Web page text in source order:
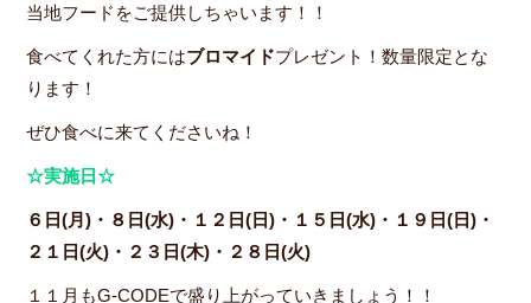
当地フードをご提供しちゃいます！！
食べてくれた方にはブロマイドプレゼント！数量限定とな
ります！
ぜひ食べに来てくださいね！
☆実施日☆
６日(月)・８日(水)・１２日(日)・１５日(水)・１９日(日)・
２１日(火)・２３日(木)・２８日(火)
１１月もG-CODEで盛り上がっていきましょう！！